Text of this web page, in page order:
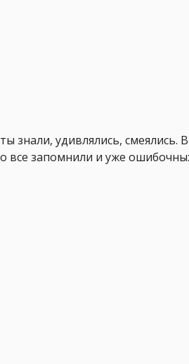
знали, удивлялись, смеялись.
все запомнили и уже